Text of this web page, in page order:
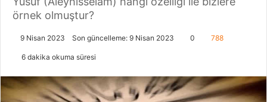
örnek olmuştur?
9 Nisan 2023 Son güncelleme: 9 Nisan 2023 0 788
6 dakika okuma süresi